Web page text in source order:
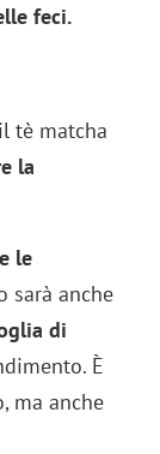
feci.
tè matcha
la
le
sarà anche
di
È
ma anche